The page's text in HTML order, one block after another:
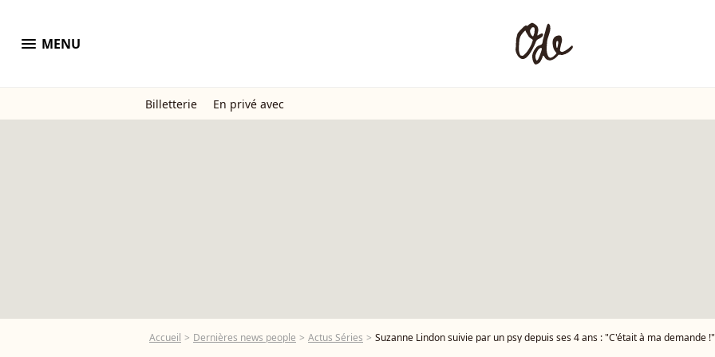
menu MENU
Billetterie En privé avec
Accueil Dernières news people Actus Séries Suzanne Lindon suivie par un psy depuis ses 4 ans : "C'était à ma demande !"